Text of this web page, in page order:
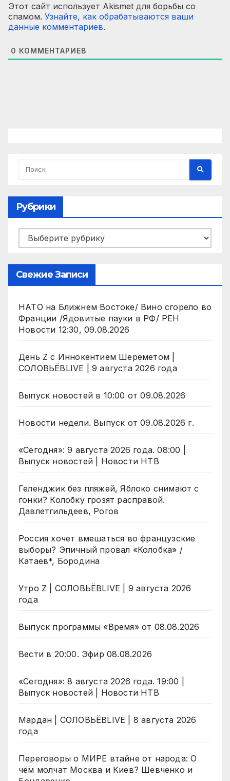
Этот сайт использует Akismet для борьбы со
спамом. Узнайте, как обрабатываются ваши
данные комментариев.
0 КОММЕНТАРИЕВ
Рубрики
Рубрики
Свежие Записи
НАТО на Ближнем Востоке/ Вино сгорело во
Франции /Ядовитые пауки в РФ/ РЕН
Новости 12:30, 09.08.2026
День Z с Иннокентием Шереметом |
СОЛОВЬЁВLIVE | 9 августа 2026 года
Выпуск новостей в 10:00 от 09.08.2026
Новости недели. Выпуск от 09.08.2026 г.
«Сегодня»: 9 августа 2026 года. 08:00 |
Выпуск новостей | Новости НТВ
Геленджик без пляжей, Яблоко снимают с
гонки? Колобку грозят расправой.
Давлетгильдеев, Рогов
Россия хочет вмешаться во французские
выборы? Эпичный провал «Колобка» /
Катаев*, Бородина
Утро Z | СОЛОВЬЁВLIVE | 9 августа 2026
года
Выпуск программы «Время» от 08.08.2026
Вести в 20:00. Эфир 08.08.2026
«Сегодня»: 8 августа 2026 года. 19:00 |
Выпуск новостей | Новости НТВ
Мардан | СОЛОВЬЁВLIVE | 8 августа 2026
года
Переговоры о МИРЕ втайне от народа: О
чём молчат Москва и Киев? Шевченко и